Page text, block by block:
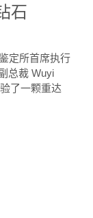
石
定所首席执行
总裁 Wuyi
了一颗重达